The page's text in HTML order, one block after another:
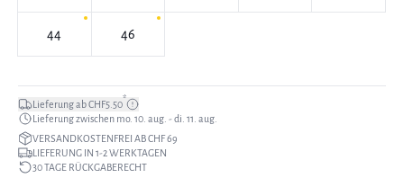
44 46
Lieferung ab CHF5.50*
Lieferung zwischen mo. 10. aug. - di. 11. aug.
VERSANDKOSTENFREI AB CHF 69
LIEFERUNG IN 1-2 WERKTAGEN
30 TAGE RÜCKGABERECHT